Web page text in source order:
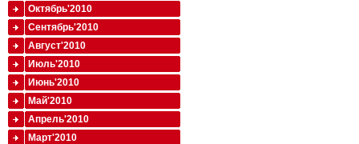
Октябрь'2010
Сентябрь'2010
Август'2010
Июль'2010
Июнь'2010
Май'2010
Апрель'2010
Март'2010